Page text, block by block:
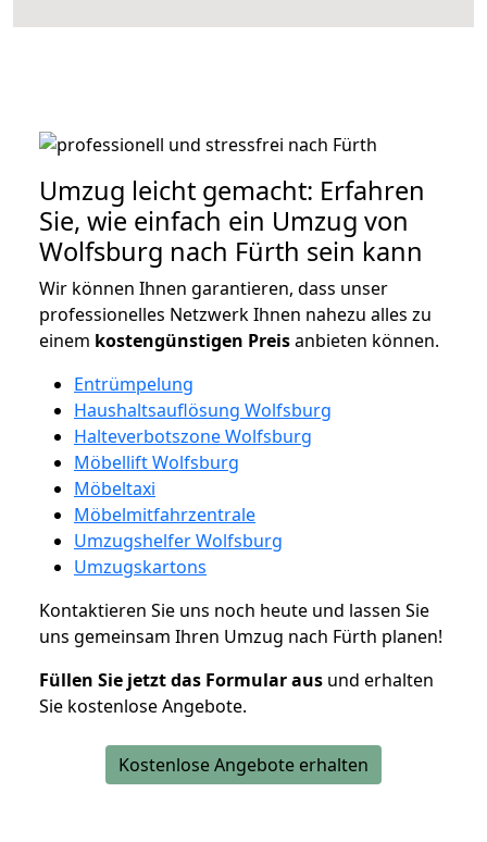
Umzug leicht gemacht: Erfahren
Sie, wie einfach ein Umzug von
Wolfsburg nach Fürth sein kann
Wir können Ihnen garantieren, dass unser
professionelles Netzwerk Ihnen nahezu alles zu
einem kostengünstigen Preisanbieten können.
Entrümpelung
Haushaltsauflösung Wolfsburg
Halteverbotszone Wolfsburg
Möbellift Wolfsburg
Möbeltaxi
Möbelmitfahrzentrale
Umzugshelfer Wolfsburg
Umzugskartons
Kontaktieren Sie uns noch heute und lassen Sie
uns gemeinsam Ihren Umzug nach Fürth planen!
Füllen Sie jetzt das Formular aus und erhalten
Sie kostenlose Angebote.
Kostenlose Angebote erhalten